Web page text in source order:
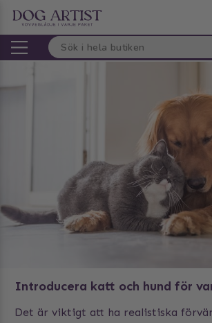
Introducera katt och hund för
Det är viktigt att ha realistiska